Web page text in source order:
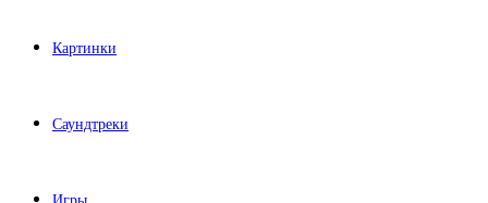
Картинки
Саундтреки